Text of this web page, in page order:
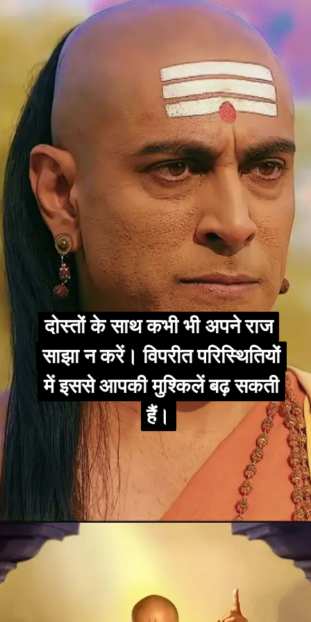
दोस्तों के साथ कभी भी अपने राज
साझा न करें। विपरीत परिस्थितियों
में इससे आपकी मुश्किलें बढ़ सकती
हैं।
दोस्तों के साथ कभी भी अपने राज
साझा न करें। विपरीत परिस्थितियों
में इससे आपकी मुश्किलें बढ़ सकती
हैं।